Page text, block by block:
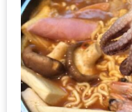
ที่สุด
ใน
โลก
กับ
โรง
แรม